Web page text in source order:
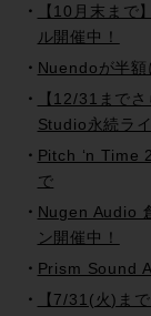
【10月末ま
ル開催中！
Nuendoが半
【12/31まで
Studio永続ラ
Pitch ‘n Time
で
Nugen Audio
ン開催中！
Prism Sound
【7/31(火)ま